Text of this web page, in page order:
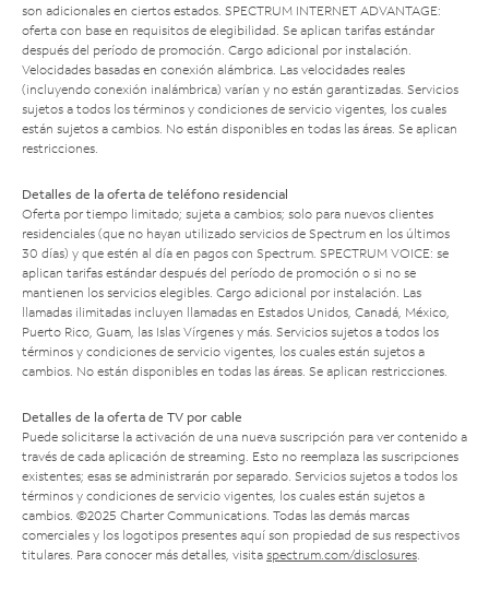
son adicionales en ciertos estados. SPECTRUM INTERNET ADVANTAGE:
oferta con base en requisitos de elegibilidad. Se aplican tarifas estándar
después del período de promoción. Cargo adicional por instalación.
Velocidades basadas en conexión alámbrica. Las velocidades reales
(incluyendo conexión inalámbrica) varían y no están garantizadas. Servicios
sujetos a todos los términos y condiciones de servicio vigentes, los cuales
están sujetos a cambios. No están disponibles en todas las áreas. Se aplican
restricciones.
Detalles de la oferta de teléfono residencial
Oferta por tiempo limitado; sujeta a cambios; solo para nuevos clientes
residenciales (que no hayan utilizado servicios de Spectrum en los últimos
30 días) y que estén al día en pagos con Spectrum. SPECTRUM VOICE: se
aplican tarifas estándar después del período de promoción o si no se
mantienen los servicios elegibles. Cargo adicional por instalación. Las
llamadas ilimitadas incluyen llamadas en Estados Unidos, Canadá, México,
Puerto Rico, Guam, las Islas Vírgenes y más. Servicios sujetos a todos los
términos y condiciones de servicio vigentes, los cuales están sujetos a
cambios. No están disponibles en todas las áreas. Se aplican restricciones.
Detalles de la oferta de TV por cable
Puede solicitarse la activación de una nueva suscripción para ver contenido a
través de cada aplicación de streaming. Esto no reemplaza las suscripciones
existentes; esas se administrarán por separado. Servicios sujetos a todos los
términos y condiciones de servicio vigentes, los cuales están sujetos a
cambios. ©2025 Charter Communications. Todas las demás marcas
comerciales y los logotipos presentes aquí son propiedad de sus respectivos
titulares. Para conocer más detalles, visita spectrum.com/disclosures